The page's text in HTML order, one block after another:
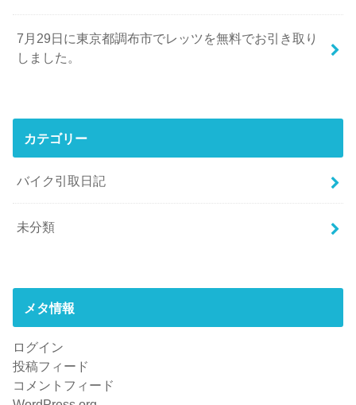
7月29日に東京都調布市でレッツを無料でお引き取り
しました。
カテゴリー
バイク引取日記
未分類
メタ情報
ログイン
投稿フィード
コメントフィード